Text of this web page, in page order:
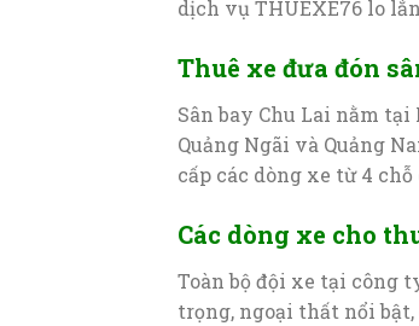
dịch vụ THUEXE76 lo
Thuê xe đưa đón
Sân bay Chu Lai nằm
Quảng Ngãi và Quảng
cấp các dòng xe từ 4 chỗ
Các dòng xe cho
Toàn bộ đội xe tại công
trọng, ngoại thất nổi